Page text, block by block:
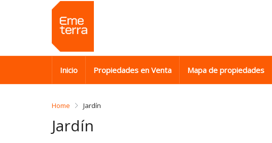
Inicio Propiedades en Venta Mapa de propiedades
Home Jardín
Jardín